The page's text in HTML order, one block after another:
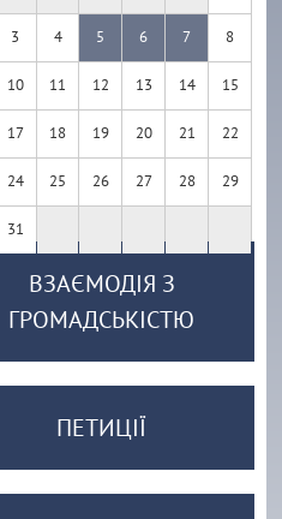
3 4 5 6 7 8
10 11 12 13 14 15
17 18 19 20 21 22
24 25 26 27 28 29
31
ВЗАЄМОДІЯ З
ГРОМАДСЬКІСТЮ
ПЕТИЦІЇ